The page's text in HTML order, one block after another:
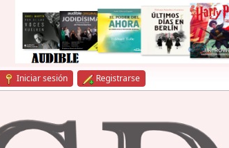
Iniciar sesión Registrarse